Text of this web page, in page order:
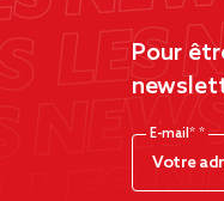
Pour
E-mail*